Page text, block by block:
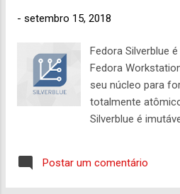
lendo a d...
- setembro 15, 2018
Fedora Silverblue
Fedora
seu núcleo para
totalmente
Silverblue é
Silverblue é ótimo
usam o Fedora
Postar um comentário